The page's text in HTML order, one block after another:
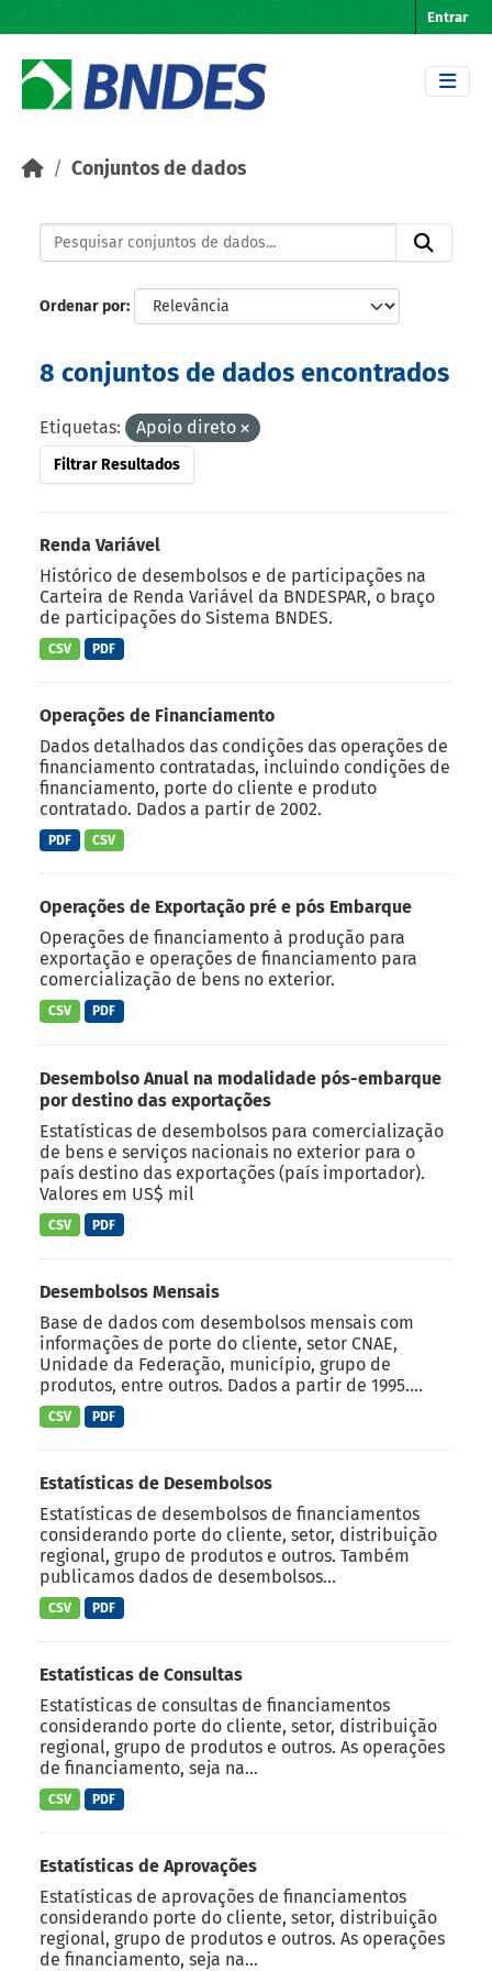
Entrar
Conjuntos de dados
Ordenar por
8 conjuntos de dados encontrados
Etiquetas: Apoio direto
Filtrar Resultados
Renda Variável
Histórico de desembolsos e de participações na
Carteira de Renda Variável da BNDESPAR, o braço
de participações do Sistema BNDES.
CSV PDF
Operações de Financiamento
Dados detalhados das condições das operações de
financiamento contratadas, incluindo condições de
financiamento, porte do cliente e produto
contratado. Dados a partir de 2002.
PDF CSV
Operações de Exportação pré e pós Embarque
Operações de financiamento à produção para
exportação e operações de financiamento para
comercialização de bens no exterior.
CSV PDF
Desembolso Anual na modalidade pós-embarque
por destino das exportações
Estatísticas de desembolsos para comercialização
de bens e serviços nacionais no exterior para o
país destino das exportações (país importador).
Valores em US$ mil
CSV PDF
Desembolsos Mensais
Base de dados com desembolsos mensais com
informações de porte do cliente, setor CNAE,
Unidade da Federação, município, grupo de
produtos, entre outros. Dados a partir de 1995....
CSV PDF
Estatísticas de Desembolsos
Estatísticas de desembolsos de financiamentos
considerando porte do cliente, setor, distribuição
regional, grupo de produtos e outros. Também
publicamos dados de desembolsos...
CSV PDF
Estatísticas de Consultas
Estatísticas de consultas de financiamentos
considerando porte do cliente, setor, distribuição
regional, grupo de produtos e outros. As operações
de financiamento, seja na...
CSV PDF
Estatísticas de Aprovações
Estatísticas de aprovações de financiamentos
considerando porte do cliente, setor, distribuição
regional, grupo de produtos e outros. As operações
de financiamento, seja na...